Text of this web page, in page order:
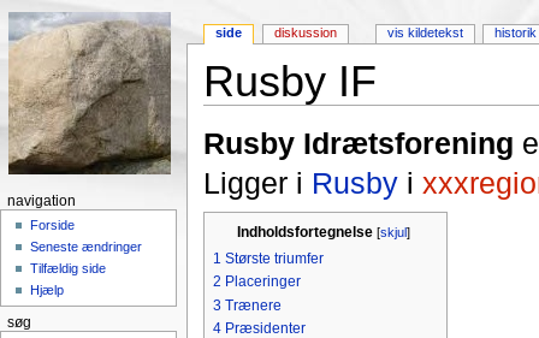
Rusby IF
Rusby Idrætsforening
Ligger i Rusbyi
Indholdsfortegnelse[skjul]
1 Største triumfer
2 Placeringer
3 Trænere
4 Præsidenter
side diskussion vis kildetekst historik
navigation
Forside
Seneste ændringer
Tilfældig side
Hjælp
søg